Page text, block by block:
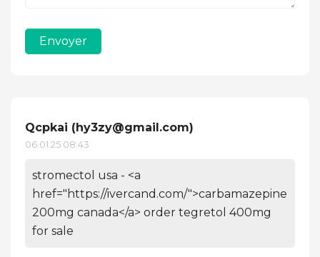
Envoyer
Qcpkai (hy3zy@gmail.com)
06.01.25 08:43
stromectol usa - <a
href="https://ivercand.com/">carbamazepine
200mg canada</a> order tegretol 400mg
for sale